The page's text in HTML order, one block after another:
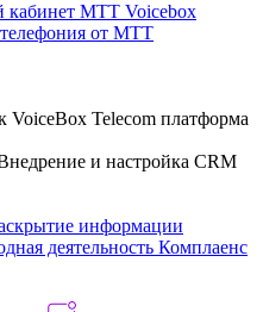
кабинет МТТ Voicebox
от МТТ
VoiceBox Telecom платформа
и настройка CRM
информации
деятельность Комплаенс